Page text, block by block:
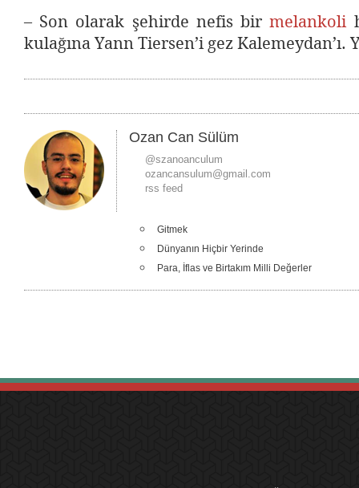
– Son olarak şehirde nefis birmelankoli
kulağına Yann Tiersen’i gez Kalemeydan’ı.
Ozan Can Sülüm
@szanoanculum
ozancansulum@gmail.com
rss feed
Gitmek
Dünyanın Hiçbir Yerinde
Para, İflas ve Birtakım Milli Değerler